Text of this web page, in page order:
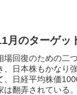
月のターゲッ
場回復のための二
、日本株もかなり
、日経平均株価
は翻弄されている